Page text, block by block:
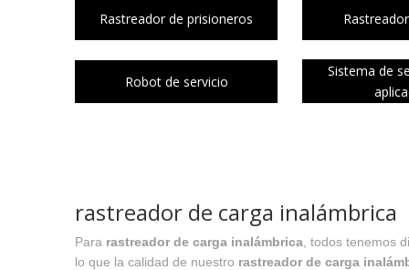
Rastreador de prisioneros
Robot de servicio
Sistema de
rastreador de carga inalámbrica
Para rastreador de carga inalámbrica , todos tenemos
lo que la calidad de nuestro rastreador de carga